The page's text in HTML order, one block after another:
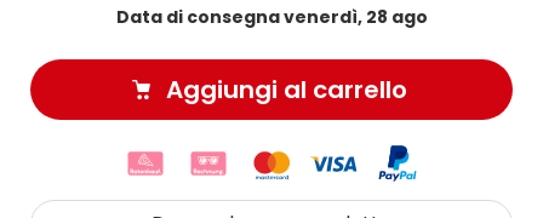
Data di consegna venerdì, 28 ago
Aggiungi al carrello